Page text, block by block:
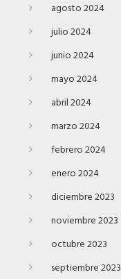
agosto 2024
julio 2024
junio 2024
mayo 2024
abril 2024
marzo 2024
febrero 2024
enero 2024
diciembre 2023
noviembre 2023
octubre 2023
septiembre 2023